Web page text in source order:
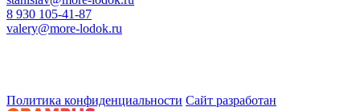
8 930 105-41-87
valery@more-lodok.ru
Политика конфиденциальности Сайт разработан